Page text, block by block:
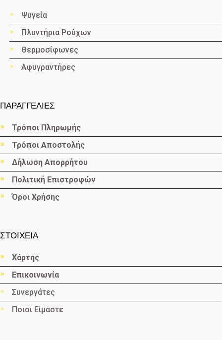
Ψυγεία
Πλυντήρια Ρούχων
Θερμοσίφωνες
Αφυγραντήρες
ΠΑΡΑΓΓΕΛΙΕΣ
Τρόποι Πληρωμής
Τρόποι Αποστολής
Δήλωση Απορρήτου
Πολιτική Επιστροφών
Όροι Χρήσης
ΣΤΟΙΧΕΙΑ
Χάρτης
Επικοινωνία
Συνεργάτες
Ποιοι Είμαστε